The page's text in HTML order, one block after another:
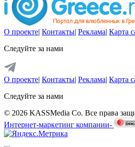
О проекте| Контакты| Реклама| Карта
Следуйте за нами
О проекте| Контакты| Реклама| Карта
Следуйте за нами
© 2026 KASSMedia Co. Все права
Интернет-маркетинг компании-